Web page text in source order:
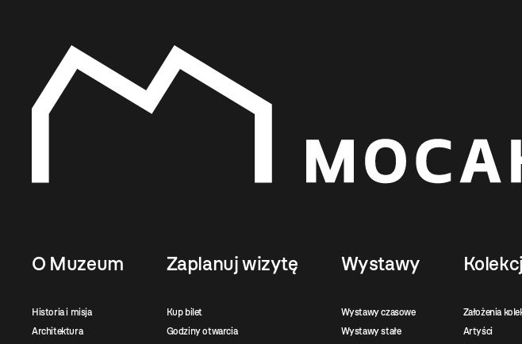
O Muzeum
Historia i misja
Architektura
Zaplanuj wizytę
Kup bilet
Godziny otwarcia
Wystawy
Wystawy czasowe
Wystawy stałe
Założenia
Artyści